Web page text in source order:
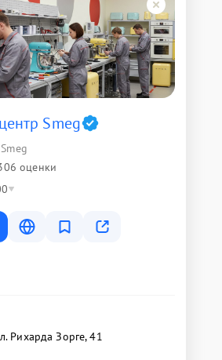
Smeg
оценки
Рихарда Зорге, 41